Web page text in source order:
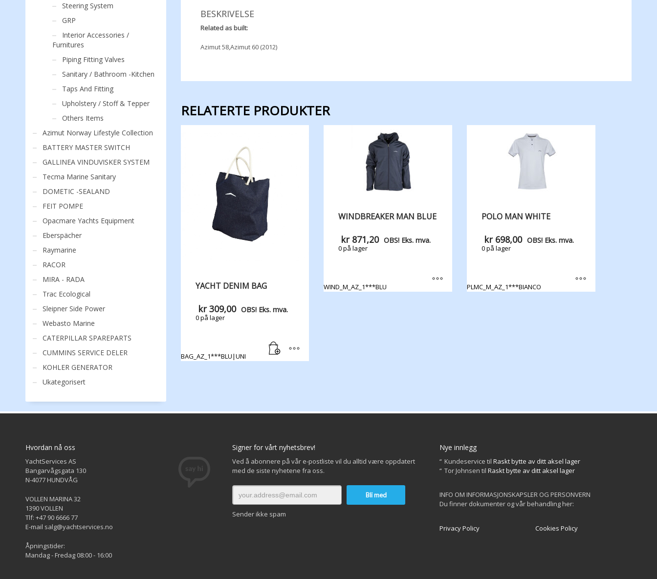
BESKRIVELSE
Related as built:
Azimut 58,Azimut 60 (2012)
RELATERTE PRODUKTER
YACHT DENIM BAG
kr309,00 OBS! Eks. mva.
0 på lager
BAG_AZ_1***BLU|UNI
WINDBREAKER MAN BLUE
kr871,20 OBS! Eks. mva.
0 på lager
WIND_M_AZ_1***BLU
POLO MAN WHITE
kr698,00 OBS! Eks. mva.
0 på lager
PLMC_M_AZ_1***BIANCO
Steering System
GRP
Interior Accessories /
Furnitures
Piping Fitting Valves
Sanitary / Bathroom -Kitchen
Taps And Fitting
Upholstery / Stoff & Tepper
Others Items
Azimut Norway Lifestyle Collection
BATTERY MASTER SWITCH
GALLINEA VINDUVISKER SYSTEM
Tecma Marine Sanitary
DOMETIC -SEALAND
FEIT POMPE
Opacmare Yachts Equipment
Eberspächer
Raymarine
RACOR
MIRA - RADA
Trac Ecological
Sleipner Side Power
Webasto Marine
CATERPILLAR SPAREPARTS
CUMMINS SERVICE DELER
KOHLER GENERATOR
Ukategorisert
Hvordan nå oss
YachtServices AS
Bangarvågsgata 130
N-4077 HUNDVÅG
VOLLEN MARINA 32
1390 VOLLEN
Tlf: +47 90 6666 77
E-mail salg@yachtservices.no
Åpningstider:
Mandag - Fredag 08:00 - 16:00
Signer for vårt nyhetsbrev!
Ved å abonnere på vår e-postliste vil du alltid være oppdatert
med de siste nyhetene fra oss.
Sender ikke spam
Nye innlegg
Kundeservice til Raskt bytte av ditt aksel lager
Tor Johnsen til Raskt bytte av ditt aksel lager
INFO OM INFORMASJONSKAPSLER OG PERSONVERN
Du finner dokumenter og vår behandling her:
Privacy Policy Cookies Policy